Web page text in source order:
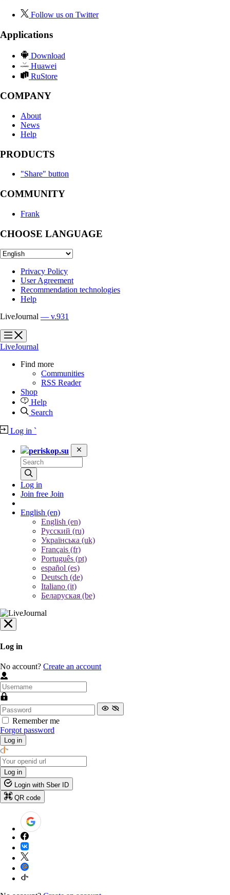
Follow us on Twitter
Applications
Download
Huawei
RuStore
COMPANY
About
News
Help
PRODUCTS
"Share" button
COMMUNITY
Frank
CHOOSE LANGUAGE
Privacy Policy
User Agreement
Recommendation technologies
Help
LiveJournal — v.931
?
?
LiveJournal
Find more
Communities
RSS Reader
Shop
Help
Search
Log in `
periskop.su
Log in
Join free Join
English (en)
English (en)
Русский (ru)
Українська (uk)
Français (fr)
Português (pt)
español (es)
Deutsch (de)
Italiano (it)
Беларуская (be)
Log in
No account? Create an account
Remember me
Forgot password
Log in
Log in
Login with Sber ID
QR code